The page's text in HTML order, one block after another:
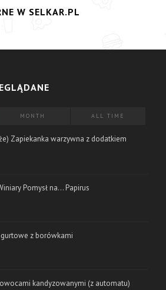
W SELKAR.PL
MONTH ALL TIME
Zapiekanka warzywna z dodatkiem
Pomysł na… Papirus
z borówkami
kandyzowanymi (z automatu)